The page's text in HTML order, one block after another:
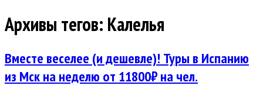
Архивы тегов: Калелья
Вместе веселее (и дешевле)! Туры в Испанию
из Мск на неделю от 11800₽ на чел.